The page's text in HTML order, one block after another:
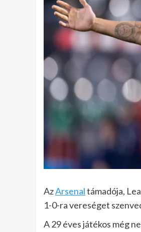
AzArsenaltámadója,
1-0-ra vereséget
A 29 éves játékos még